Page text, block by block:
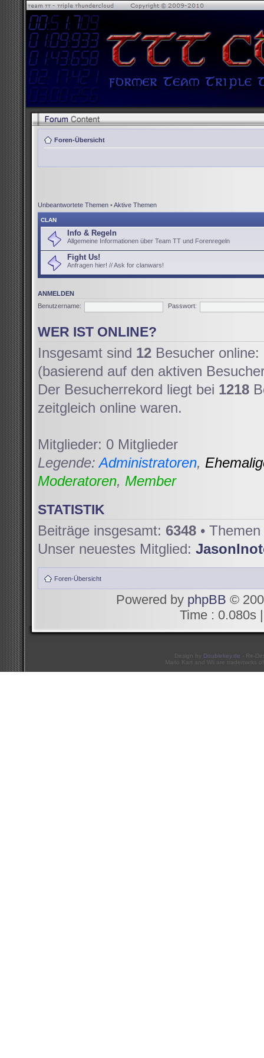
Foren-Übersicht
Unbeantwortete Themen •Aktive Themen
CLAN
Info & Regeln
Allgemeine Informationen über Team TT und Forenregeln
Fight Us!
Anfragen hier! // Ask for clanwars!
ANMELDEN
Benutzername:
Passwort:
WER IST ONLINE?
Insgesamt sind 12 Besucher
(basierend auf den aktiven
Der Besucherrekord liegt bei 1218
zeitgleich online waren.
Mitglieder: 0 Mitglieder
Legende:Administratoren,
Moderatoren, Member
STATISTIK
Beiträge insgesamt: 6348 •
Unser neuestes Mitglied:
Foren-Übersicht
Powered by phpBB ©
Time : 0.080s
Design by Doublekey.de - Re-
Mario Kart and Wii are trademarks